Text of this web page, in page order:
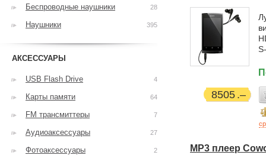
8505
MP3 плеер
Беспроводные наушники 28
Наушники 395
АКСЕССУАРЫ
USB Flash Drive 4
Карты памяти 64
FM трансмиттеры 7
Аудиоаксессуары 27
Фотоаксессуары 2